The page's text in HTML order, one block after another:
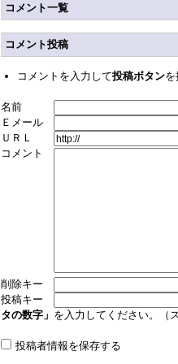
コメント一覧
コメント投稿
コメントを入力して投稿ボタン
名前
Ｅメール
ＵＲＬ
コメント
削除キー
投稿キー
タの数字」 を入力してください。（
投稿者情報を保存する